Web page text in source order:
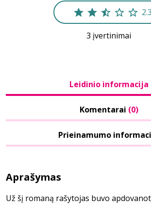
2.3
3 įvertinimai
Leidinio informacija
Komentarai (0)
Prieinamumo
Aprašymas
Už šį romaną rašytojas buvo